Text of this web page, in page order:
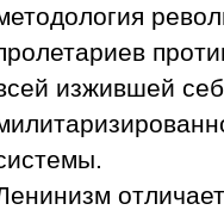
изжившей